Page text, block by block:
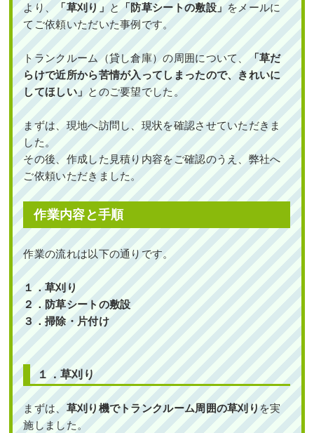
より、
「草刈り」 と 「防草シートの敷設」 をメールに
てご依頼いただいた事例です。
トランクルーム（貸し倉庫）の周囲について、
「草だ
らけで近所から苦情が入ってしまったので、きれいに
してほしい」 とのご要望でした。
まずは、現地へ訪問し、現状を確認させていただきま
した。
その後、作成した見積り内容をご確認のうえ、弊社へ
ご依頼いただきました。
作業内容と手順
作業の流れは以下の通りです。
１．草刈り
２． 防草シートの敷設
３．掃除・片付け
１．草刈り
まずは、 草刈り機でトランクルーム周囲の草刈り を実
施しました。